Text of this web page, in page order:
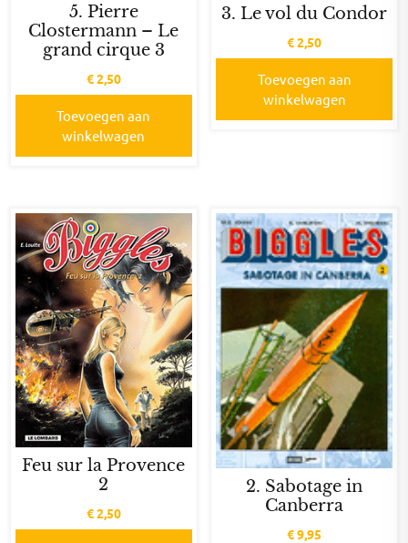
5. Pierre
Clostermann – Le
grand cirque 3
€2,50
Toevoegen aan
winkelwagen
3. Le vol du Condor
€2,50
Toevoegen aan
winkelwagen
Feu sur la Provence
2
€2,50
2. Sabotage in
Canberra
€9,95